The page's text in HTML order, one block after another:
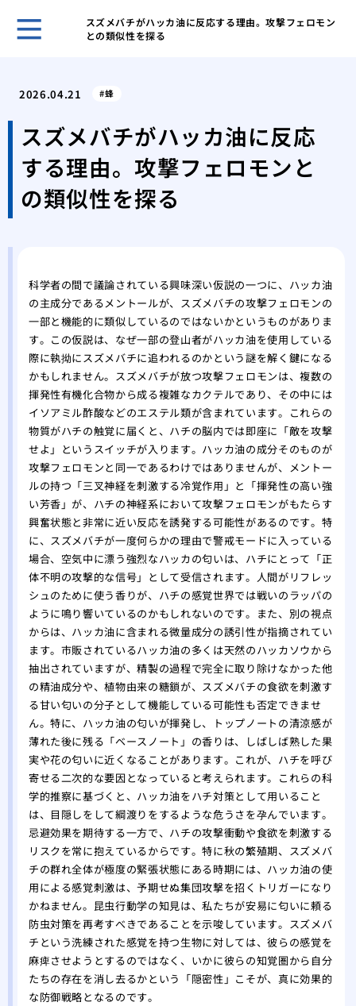
スズメバチがハッカ油に反応する理由。攻撃フェロモン
との類似性を探る
の
エ
ギ
2026.04.21 蜂
スズメバチがハッカ油に反応
する理由。攻撃フェロモンと
の類似性を探る
科学者の間で議論されている興味深い仮説の一つに、ハッカ油
の主成分であるメントールが、スズメバチの攻撃フェロモンの
一部と機能的に類似しているのではないかというものがありま
す。この仮説は、なぜ一部の登山者がハッカ油を使用している
際に執拗にスズメバチに追われるのかという謎を解く鍵になる
かもしれません。スズメバチが放つ攻撃フェロモンは、複数の
揮発性有機化合物から成る複雑なカクテルであり、その中には
イソアミル酢酸などのエステル類が含まれています。これらの
物質がハチの触覚に届くと、ハチの脳内では即座に「敵を攻撃
せよ」というスイッチが入ります。ハッカ油の成分そのものが
攻撃フェロモンと同一であるわけではありませんが、メントー
ルの持つ「三叉神経を刺激する冷覚作用」と「揮発性の高い強
い芳香」が、ハチの神経系において攻撃フェロモンがもたらす
興奮状態と非常に近い反応を誘発する可能性があるのです。特
に、スズメバチが一度何らかの理由で警戒モードに入っている
場合、空気中に漂う強烈なハッカの匂いは、ハチにとって「正
体不明の攻撃的な信号」として受信されます。人間がリフレッ
シュのために使う香りが、ハチの感覚世界では戦いのラッパの
ように鳴り響いているのかもしれないのです。また、別の視点
からは、ハッカ油に含まれる微量成分の誘引性が指摘されてい
ます。市販されているハッカ油の多くは天然のハッカソウから
抽出されていますが、精製の過程で完全に取り除けなかった他
の精油成分や、植物由来の糖鎖が、スズメバチの食欲を刺激す
る甘い匂いの分子として機能している可能性も否定できませ
ん。特に、ハッカ油の匂いが揮発し、トップノートの清涼感が
薄れた後に残る「ベースノート」の香りは、しばしば熟した果
実や花の匂いに近くなることがあります。これが、ハチを呼び
寄せる二次的な要因となっていると考えられます。これらの科
学的推察に基づくと、ハッカ油をハチ対策として用いること
は、目隠しをして綱渡りをするような危うさを孕んでいます。
忌避効果を期待する一方で、ハチの攻撃衝動や食欲を刺激する
リスクを常に抱えているからです。特に秋の繁殖期、スズメバ
チの群れ全体が極度の緊張状態にある時期には、ハッカ油の使
用による感覚刺激は、予期せぬ集団攻撃を招くトリガーになり
かねません。昆虫行動学の知見は、私たちが安易に匂いに頼る
防虫対策を再考すべきであることを示唆しています。スズメバ
チという洗練された感覚を持つ生物に対しては、彼らの感覚を
麻痺させようとするのではなく、いかに彼らの知覚圏から自分
たちの存在を消し去るかという「隠密性」こそが、真に効果的
な防御戦略となるのです。